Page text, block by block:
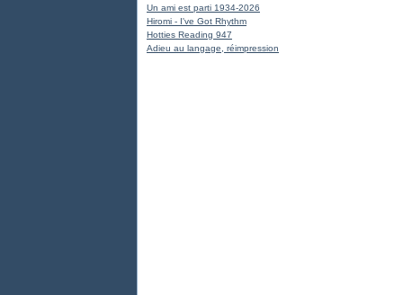
Un ami est parti 1934-2026
Hiromi - I've Got Rhythm
Hotties Reading 947
Adieu au langage, réimpression